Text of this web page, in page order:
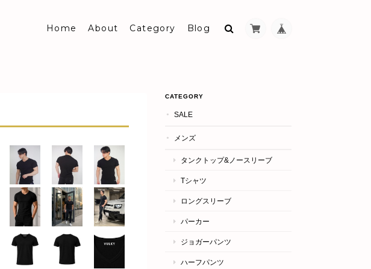
Home About Category Blog
CATEGORY
SALE
メンズ
タンクトップ&ノースリーブ
Tシャツ
ロングスリーブ
パーカー
ジョガーパンツ
ハーフパンツ